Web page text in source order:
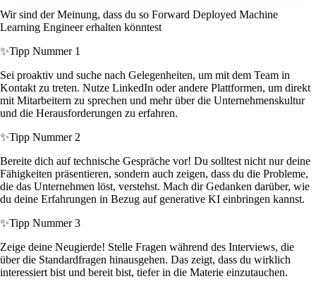
Wir sind der Meinung, dass du so Forward Deployed Machine
Learning Engineer erhalten könntest
✨Tipp Nummer 1
Sei proaktiv und suche nach Gelegenheiten, um mit dem Team in
Kontakt zu treten. Nutze LinkedIn oder andere Plattformen, um direkt
mit Mitarbeitern zu sprechen und mehr über die Unternehmenskultur
und die Herausforderungen zu erfahren.
✨Tipp Nummer 2
Bereite dich auf technische Gespräche vor! Du solltest nicht nur deine
Fähigkeiten präsentieren, sondern auch zeigen, dass du die Probleme,
die das Unternehmen löst, verstehst. Mach dir Gedanken darüber, wie
du deine Erfahrungen in Bezug auf generative KI einbringen kannst.
✨Tipp Nummer 3
Zeige deine Neugierde! Stelle Fragen während des Interviews, die
über die Standardfragen hinausgehen. Das zeigt, dass du wirklich
interessiert bist und bereit bist, tiefer in die Materie einzutauchen.